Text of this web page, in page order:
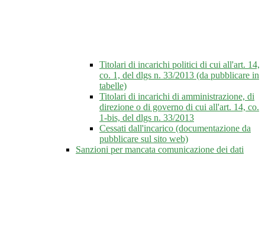
Titolari di incarichi politici di cui all'art. 14,
co. 1, del dlgs n. 33/2013 (da pubblicare in
tabelle)
Titolari di incarichi di amministrazione, di
direzione o di governo di cui all'art. 14, co.
1-bis, del dlgs n. 33/2013
Cessati dall'incarico (documentazione da
pubblicare sul sito web)
Sanzioni per mancata comunicazione dei dati